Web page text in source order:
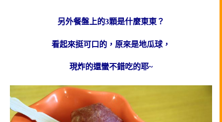
另外餐盤上的3顆是什麼東東？
看起來挺可口的，原來是地瓜球，
現炸的還蠻不錯吃的耶~